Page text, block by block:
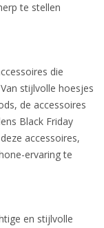
te stellen
die
stijlvolle hoesjes
de accessoires
Black Friday
accessoires,
ervaring te
en stijlvolle